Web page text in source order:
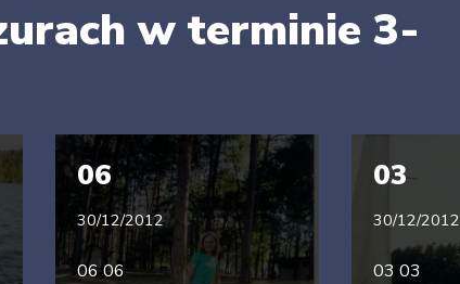
w terminie 3-
06
30/12/2012
06 06
03
30/12/2012
03 03